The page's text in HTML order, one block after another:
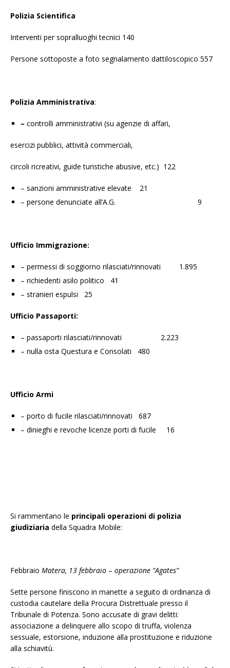
Polizia Scientifica
Interventi per sopralluoghi tecnici 140
Persone sottoposte a foto segnalamento dattiloscopico 557
Polizia Amministrativa:
– controlli amministrativi (su agenzie di affari,
esercizi pubblici, attività commerciali,
circoli ricreativi, guide turistiche abusive, etc.) 122
– sanzioni amministrative elevate 21
– persone denunciate all’A.G. 9
Ufficio Immigrazione:
– permessi di soggiorno rilasciati/rinnovati 1.895
– richiedenti asilo politico 41
– stranieri espulsi 25
Ufficio Passaporti:
– passaporti rilasciati/rinnovati 2.223
– nulla osta Questura e Consolati 480
Ufficio Armi
– porto di fucile rilasciati/rinnovati 687
– dinieghi e revoche licenze porti di fucile 16
Si rammentano le principali operazioni di polizia
giudiziaria della Squadra Mobile:
Febbraio Matera, 13 febbraio – operazione “Agates”
Sette persone finiscono in manette a seguito di ordinanza di
custodia cautelare della Procura Distrettuale presso il
Tribunale di Potenza. Sono accusate di gravi delitti:
associazione a delinquere allo scopo di truffa, violenza
sessuale, estorsione, induzione alla prostituzione e riduzione
alla schiavitù.